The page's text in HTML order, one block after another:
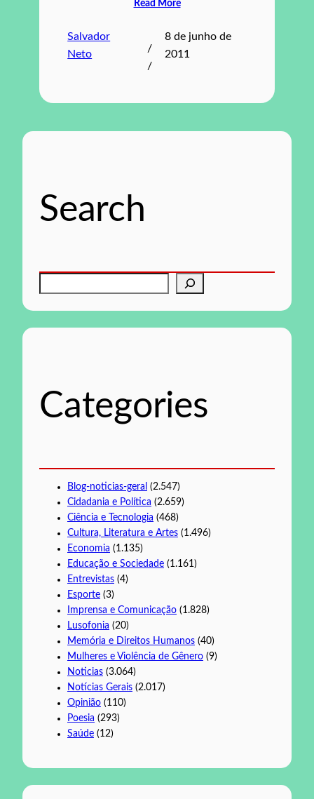
Read More
Salvador
Neto
/
/
8 de junho de
2011
Search
aCategories
Blog-noticias-geral (2.547)
Cidadania e Política (2.659)
Ciência e Tecnologia (468)
Cultura, Literatura e Artes (1.496)
Economia (1.135)
Educação e Sociedade (1.161)
Entrevistas (4)
Esporte (3)
Imprensa e Comunicação (1.828)
Lusofonia (20)
Memória e Direitos Humanos (40)
Mulheres e Violência de Gênero (9)
Noticias (3.064)
Notícias Gerais (2.017)
Opinião (110)
Poesia (293)
Saúde (12)